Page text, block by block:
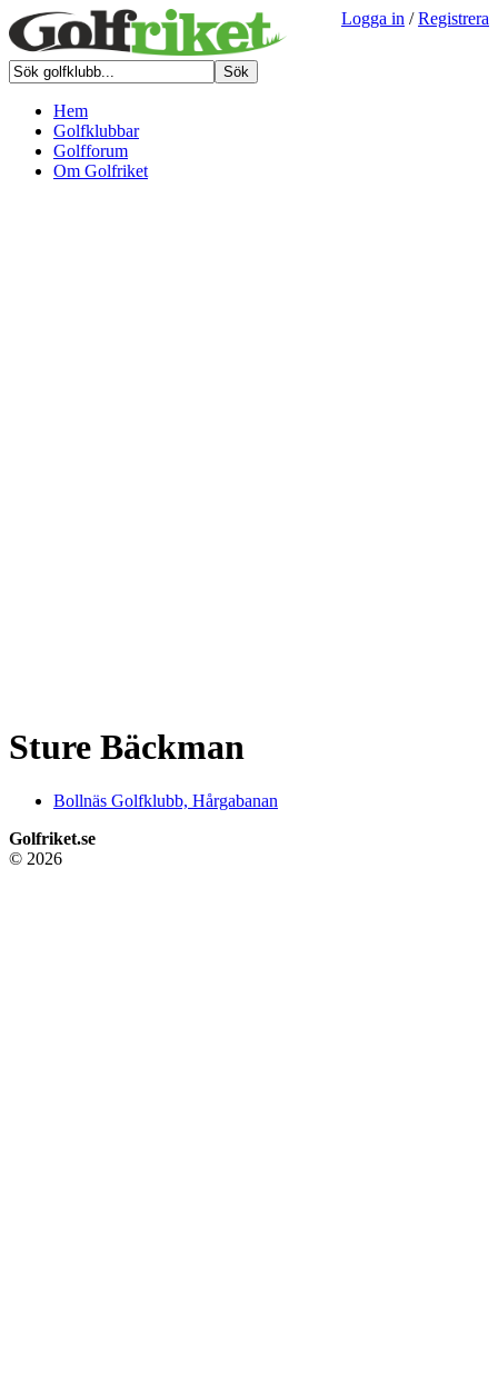
Logga in /Registrera
Hem
Golfklubbar
Golfforum
Om Golfriket
Sture Bäckman
Bollnäs Golfklubb, Hårgabanan
Golfriket.se
© 2026